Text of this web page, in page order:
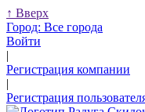
↑ Вверх
Город: Все города
Войти
|
Регистрация компании
|
Регистрация